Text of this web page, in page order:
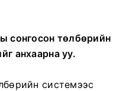
сонгосон төлбөрийн
анхаарна уу.
системээс